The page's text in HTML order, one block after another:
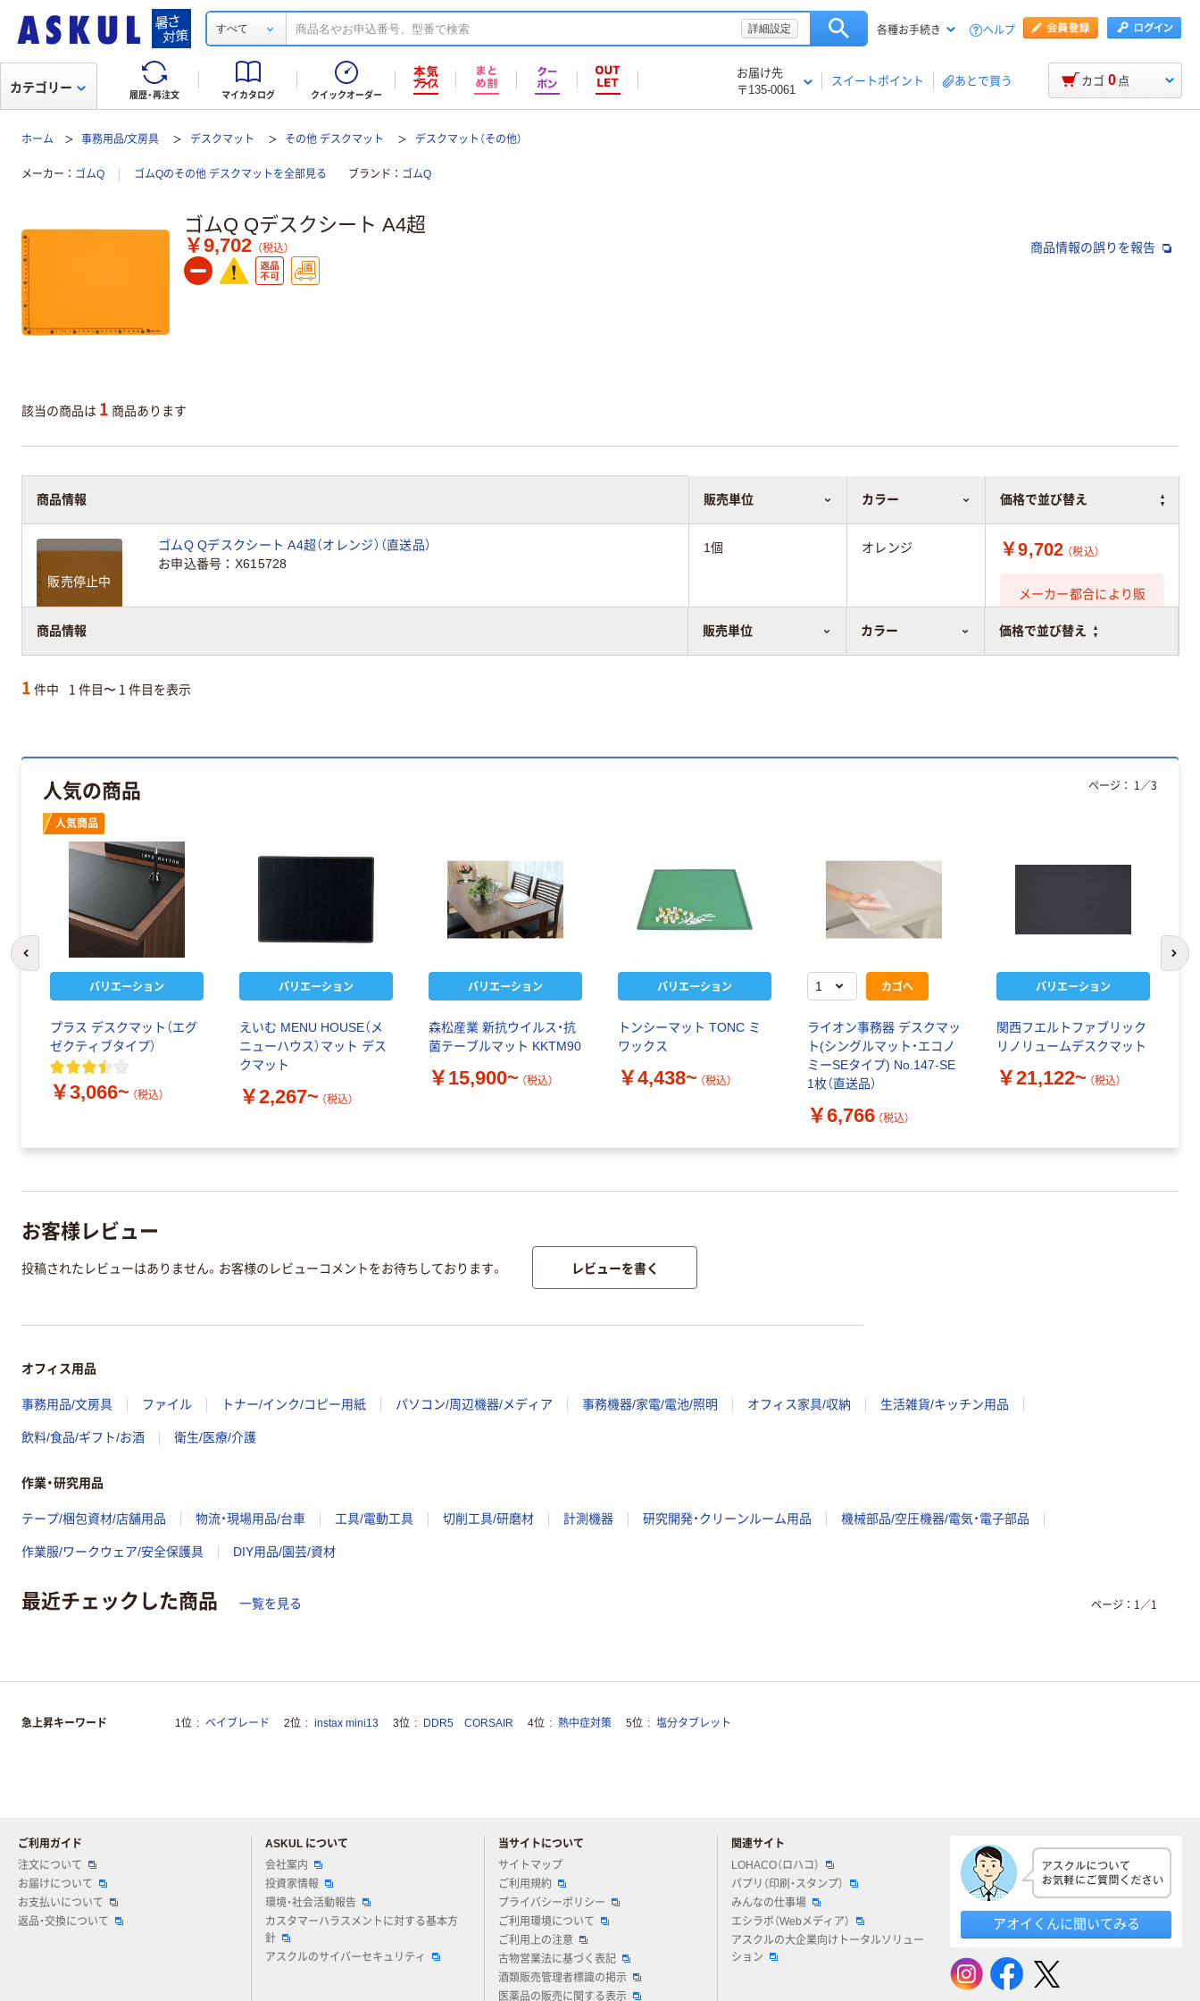
すべて 詳細設定 各種お手続き ヘルプ
履歴・再注文 マイカタログ クイックオーダー
お届け先
〒135-0061
スイートポイント あとで買う
カテゴリー カゴ 0 点
ホーム 事務用品/文房具 デスクマット その他 デスクマット デスクマット（その他）
メーカー ゴムQ ゴムQのその他 デスクマットを全部見る ブランド ゴムQ
ゴムQ Qデスクシート A4超
￥9,702 （税込） 商品情報の誤りを報告
該当の商品は 1 商品あります
商品情報 販売単位 カラー 価格で並び替え
商品情報 販売単位 カラー 価格で並び替え
販売停止中
ゴムQ Qデスクシート A4超（オレンジ）（直送品）
お申込番号
X615728
1個 オレンジ ￥9,702 （税込）
メーカー都合により販
1 件中 1 件目〜 1 件目を表示
人気の商品
人気商品
バリエーション
プラス デスクマット（エグ
ゼクティブタイプ）
￥3,066~ （税込）
バリエーション
えいむ MENU HOUSE（メ
ニューハウス）マット デス
クマット
￥2,267~ （税込）
バリエーション
森松産業 新抗ウイルス・抗
菌テーブルマット KKTM90
￥15,900~ （税込）
バリエーション
トンシーマット TONC ミ
ワックス
￥4,438~ （税込）
カゴへ
ライオン事務器 デスクマッ
ト(シングルマット・エコノ
ミーSEタイプ) No.147-SE
1枚（直送品）
￥6,766 （税込）
バリエーション
関西フエルトファブリック
リノリュームデスクマット
￥21,122~ （税込）
ページ： 1 ／3
前のスライドへ 次
お客様レビュー
投稿されたレビューはありません。お客様のレビューコメントをお待ちしております。 レビューを書く
オフィス用品
事務用品/文房具 ファイル トナー/インク/コピー用紙 パソコン/周辺機器/メディア 事務機器/家電/電池/照明 オフィス家具/収納 生活雑貨/キッチン用品
飲料/食品/ギフト/お酒 衛生/医療/介護
作業・研究用品
テープ/梱包資材/店舗用品 物流・現場用品/台車 工具/電動工具 切削工具/研磨材 計測機器 研究開発・クリーンルーム用品 機械部品/空圧機器/電気・電子部品
作業服/ワークウェア/安全保護具 DIY用品/園芸/資材
最近チェックした商品 一覧を見る ページ： 1 ／1
急上昇キーワード 1位 ベイブレード 2位 instax mini13 3位 DDR5 CORSAIR 4位 熱中症対策 5位 塩分タブレット
ご利用ガイド
注文について
お届けについて
お支払いについて
返品・交換について
ASKUL について
会社案内
投資家情報
環境・社会活動報告
カスタマーハラスメントに対する基本方
針
アスクルのサイバーセキュリティ
当サイトについて
サイトマップ
ご利用規約
プライバシーポリシー
ご利用環境について
ご利用上の注意
古物営業法に基づく表記
酒類販売管理者標識の掲示
医薬品の販売に関する表示
関連サイト
LOHACO（ロハコ）
パプリ（印刷・スタンプ）
みんなの仕事場
エシラボ（Webメディア）
アスクルの大企業向けトータルソリュー
ション
アスクルについてお気軽にご質問ください
アオイくんに聞いてみる